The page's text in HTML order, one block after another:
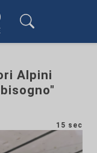
Alpini
15 sec